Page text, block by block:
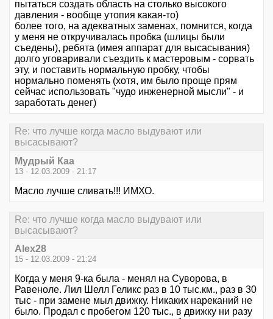
пытаться создать область на столько высокого
давления - вообще утопия какая-то)
более того, на адекватных заменах, помнится, когда
у меня не откручивалась пробка (шлицы были
съедены), ребята (имея аппарат для высасывания)
долго уговаривали съездить к мастеровым - сорвать
эту, и поставить нормальную пробку, чтобы
нормально поменять (хотя, им было проще прям
сейчас использовать "чудо инженерной мысли" - и
заработать денег)
Re: что лучше когда масло выдувают или
высасывают?
Мудрый Каа
13 - 12.03.2009 - 21:17
Масло лучше сливать!!! ИМХО.
Re: что лучше когда масло выдувают или
высасывают?
Alex28
15 - 12.03.2009 - 21:24
Когда у меня 9-ка была - менял на Суворова, в
Равеноле. Лил Шелл Геликс раз в 10 тыс.км., раз в 30
тыс - при замене мыл движку. Никаких нареканий не
было. Продал с пробегом 120 тыс., в движку ни разу